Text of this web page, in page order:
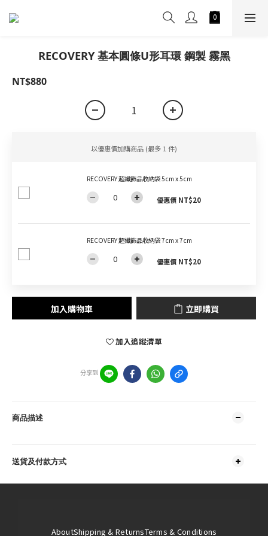
RECOVERY 基本圓條U形耳環 鋼製 霧黑
NT$880
以優惠價加購商品 (最多 1 件)
RECOVERY 超纖飾品收納袋 5cm x 5cm
優惠價 NT$20
RECOVERY 超纖飾品收納袋 7cm x 7cm
優惠價 NT$20
加入購物車 立即購買
加入追蹤清單
分享到
商品描述
送貨及付款方式
AboutShipping & ReturnsTerms & Conditions